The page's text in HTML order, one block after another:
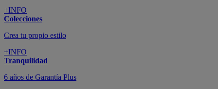
+INFO
Colecciones
Crea tu propio estilo
+INFO
Tranquilidad
6 años de Garantía Plus